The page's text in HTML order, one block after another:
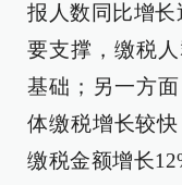
报人数同比增
要支撑，缴税
基础；另一方
体缴税增长较
缴税金额增长